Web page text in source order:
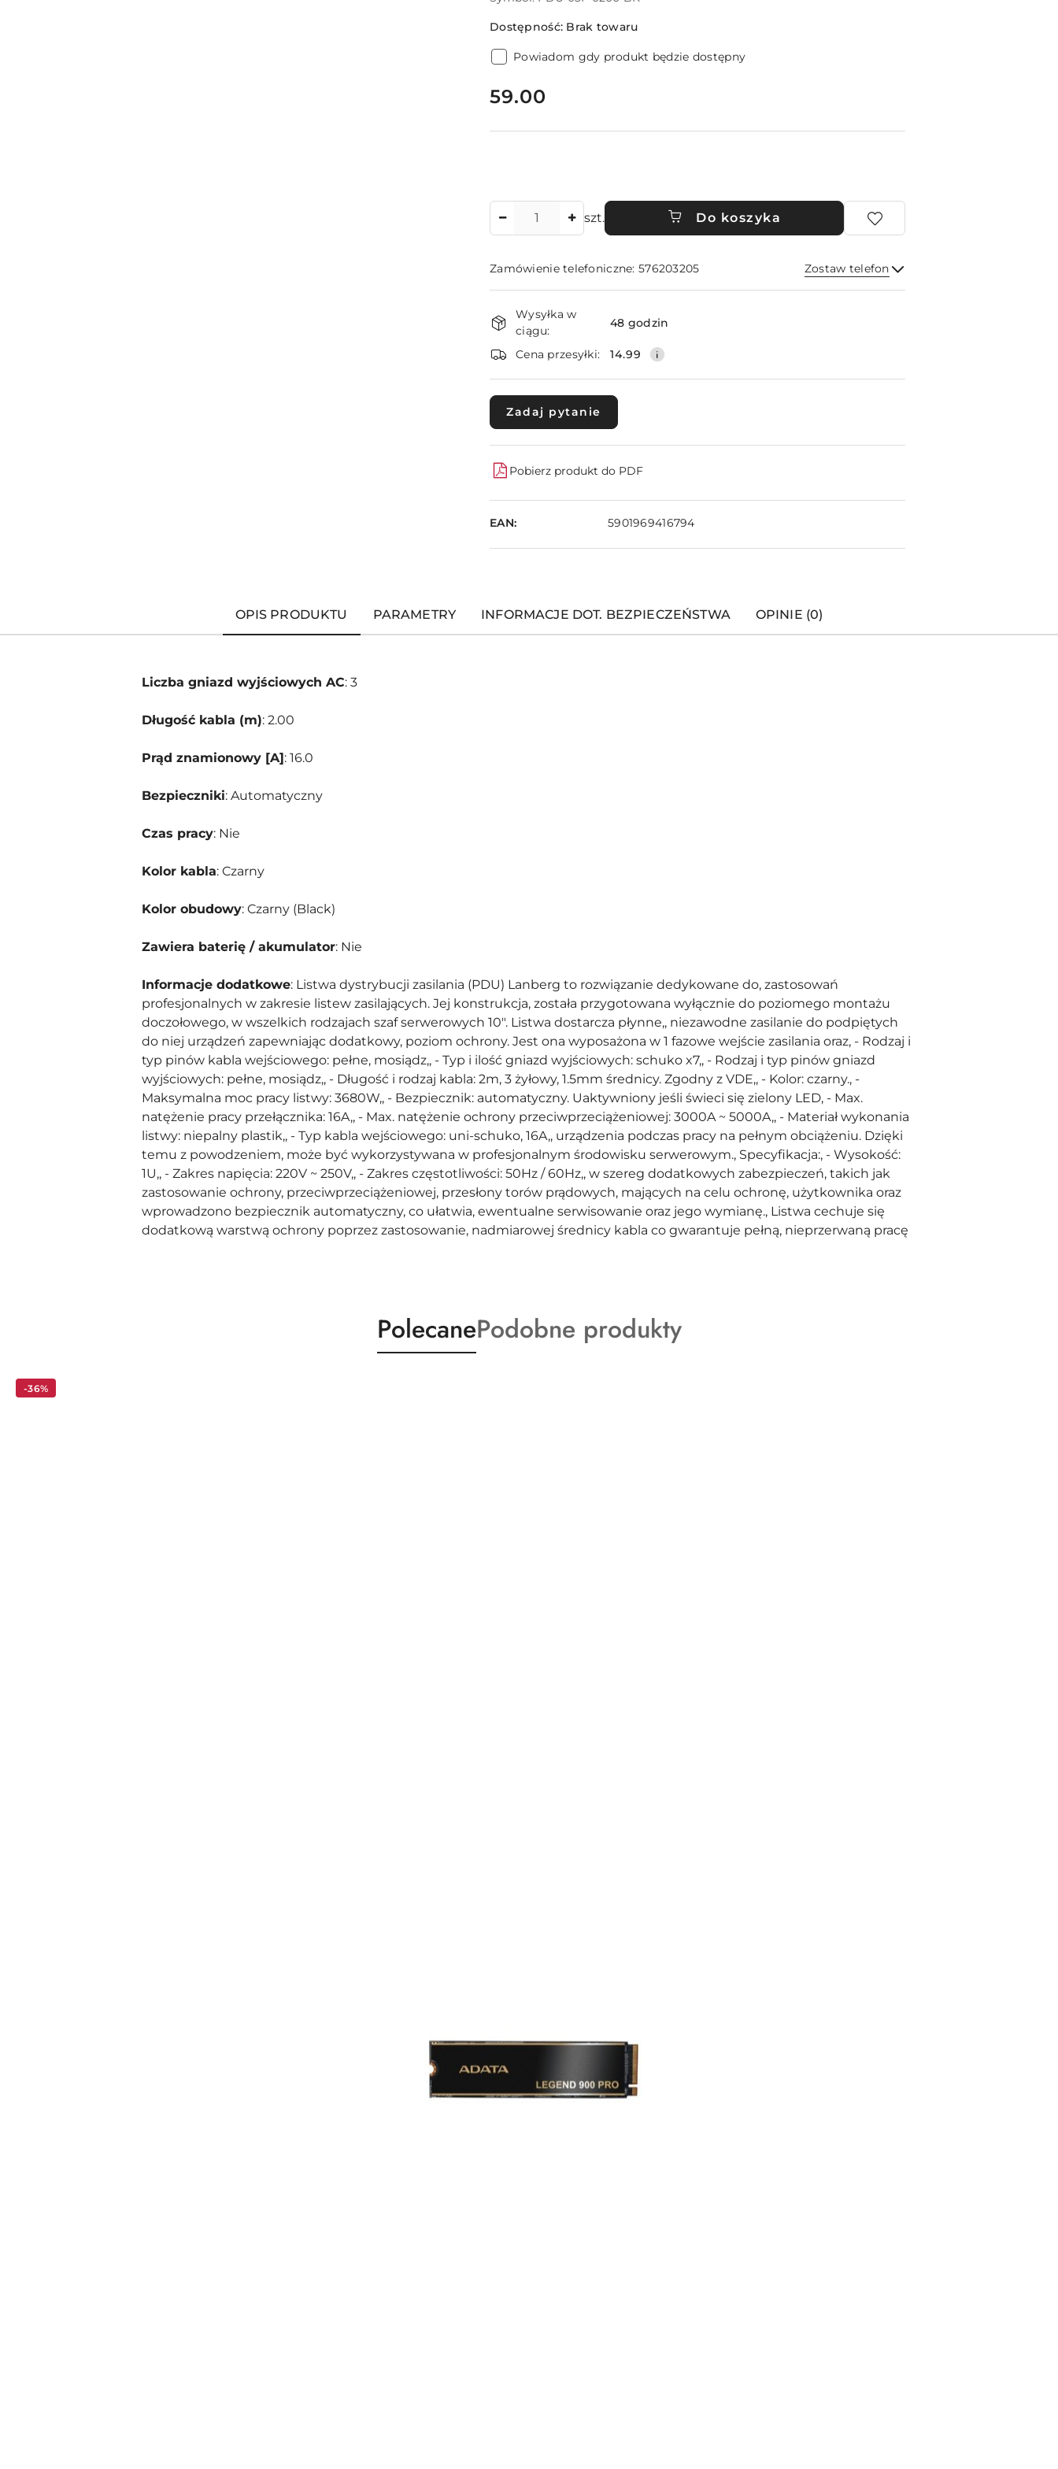
Dostępność: Brak towaru
Powiadom gdy produkt będzie dostępny
cena:
59.00
szt. Do koszyka
Zamówienie telefoniczne: 576203205 Zostaw telefon
Wyślij
Dostępność
i
dostawa
Wysyłka w
ciągu:
48 godzin
Cena przesyłki: 14.99
Zadaj pytanie
Pobierz produkt do PDF
EAN: 5901969416794
OPIS PRODUKTU PARAMETRY INFORMACJE DOT. BEZPIECZEŃSTWA OPINIE (0)
Liczba gniazd wyjściowych AC: 3
Długość kabla (m): 2.00
Prąd znamionowy [A]: 16.0
Bezpieczniki: Automatyczny
Czas pracy: Nie
Kolor kabla: Czarny
Kolor obudowy: Czarny (Black)
Zawiera baterię / akumulator: Nie
Informacje dodatkowe: Listwa dystrybucji zasilania (PDU) Lanberg to rozwiązanie dedykowane do, zastosowań
profesjonalnych w zakresie listew zasilających. Jej konstrukcja, została przygotowana wyłącznie do poziomego montażu
doczołowego, w wszelkich rodzajach szaf serwerowych 10". Listwa dostarcza płynne,, niezawodne zasilanie do podpiętych
do niej urządzeń zapewniając dodatkowy, poziom ochrony. Jest ona wyposażona w 1 fazowe wejście zasilania oraz, - Rodzaj i
typ pinów kabla wejściowego: pełne, mosiądz,, - Typ i ilość gniazd wyjściowych: schuko x7,, - Rodzaj i typ pinów gniazd
wyjściowych: pełne, mosiądz,, - Długość i rodzaj kabla: 2m, 3 żyłowy, 1.5mm średnicy. Zgodny z VDE,, - Kolor: czarny., -
Maksymalna moc pracy listwy: 3680W,, - Bezpiecznik: automatyczny. Uaktywniony jeśli świeci się zielony LED, - Max.
natężenie pracy przełącznika: 16A,, - Max. natężenie ochrony przeciwprzeciążeniowej: 3000A ~ 5000A,, - Materiał wykonania
listwy: niepalny plastik,, - Typ kabla wejściowego: uni-schuko, 16A,, urządzenia podczas pracy na pełnym obciążeniu. Dzięki
temu z powodzeniem, może być wykorzystywana w profesjonalnym środowisku serwerowym., Specyfikacja:, - Wysokość:
1U,, - Zakres napięcia: 220V ~ 250V,, - Zakres częstotliwości: 50Hz / 60Hz,, w szereg dodatkowych zabezpieczeń, takich jak
zastosowanie ochrony, przeciwprzeciążeniowej, przesłony torów prądowych, mających na celu ochronę, użytkownika oraz
wprowadzono bezpiecznik automatyczny, co ułatwia, ewentualne serwisowanie oraz jego wymianę., Listwa cechuje się
dodatkową warstwą ochrony poprzez zastosowanie, nadmiarowej średnicy kabla co gwarantuje pełną, nieprzerwaną pracę
Produkty
o
PolecaneProdukty
o
Podobne produkty
-36%